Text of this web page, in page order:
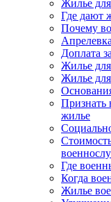
Жилье
Где дают
Почему
Доплата
Жилье
Жилье
Признать
жилье
Где
Когда
Жилье